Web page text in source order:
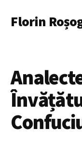
main
menu
Florin